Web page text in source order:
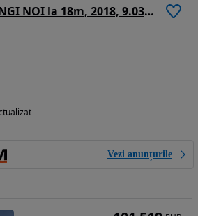
Hitachi BRATE LUNGI NOI la 18m, 2018, 9.033h, 3 pompe hidr HITACHI, masa operationala arpx 35t, senile LATE 90% ok, doar 1.200h deplasare, camera spate, Consum mediu 16l/h, REVIZII MOTOR SI HIDR EFECTUATE, posibilitate leasing, PROMOTIE 119.500 EUR+Tva
Vezi anunțurile